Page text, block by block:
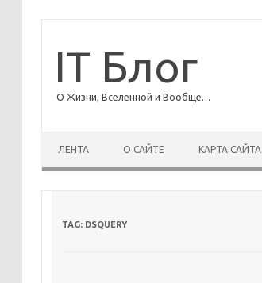
IT Блог
О Жизни, Вселенной и Вообще…
ЛЕНТА О САЙТЕ КАРТА САЙТА
TAG: DSQUERY